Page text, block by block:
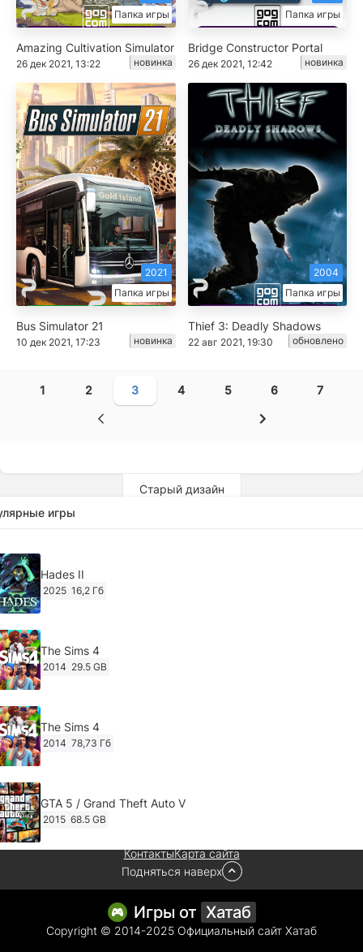
Папка игры
Amazing Cultivation Simulator
26 дек 2021, 13:22 новинка
Папка игры
Bridge Constructor Portal
26 дек 2021, 12:42 новинка
Папка игры
2021
Bus Simulator 21
10 дек 2021, 17:23 новинка
Папка игры
2004
Thief 3: Deadly Shadows
22 авг 2021, 19:30 обновлено
1 2 3 4 5 6 7
Старый дизайн
игры
Hades II
2025 16,2 Гб
The Sims 4
2014 29.5 GB
The Sims 4
2014 78,73 Гб
GTA 5 / Grand Theft Auto V
2015 68.5 GB
Ghost of Tsushima: Director's Cut v.1053.8.1023.1614
[RePack Decepticon] (2024)
КонтактыКарта сайта
Подняться наверх
Игры от Хатаб
Copyright © 2014-2025 Официальный сайт Хатаб